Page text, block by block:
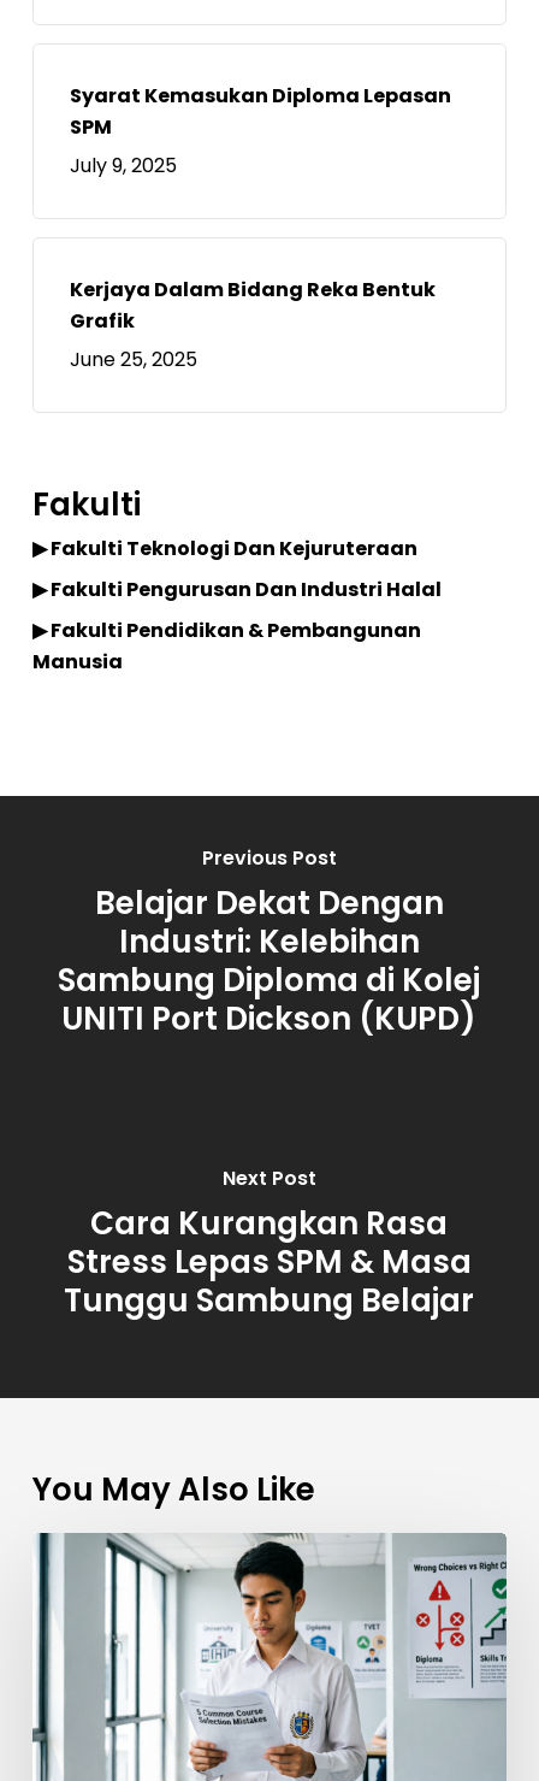
Syarat Kemasukan Diploma Lepasan
SPM
July 9, 2025
Kerjaya Dalam Bidang Reka Bentuk
Grafik
June 25, 2025
Fakulti
▶ Fakulti Teknologi Dan Kejuruteraan
▶ Fakulti Pengurusan Dan Industri Halal
▶ Fakulti Pendidikan & Pembangunan
Manusia
Previous Post
Belajar Dekat Dengan
Industri: Kelebihan
Sambung Diploma di Kolej
UNITI Port Dickson (KUPD)
Next Post
Cara Kurangkan Rasa
Stress Lepas SPM & Masa
Tunggu Sambung Belajar
You May Also Like
Pelajar
Memilih
Kursus